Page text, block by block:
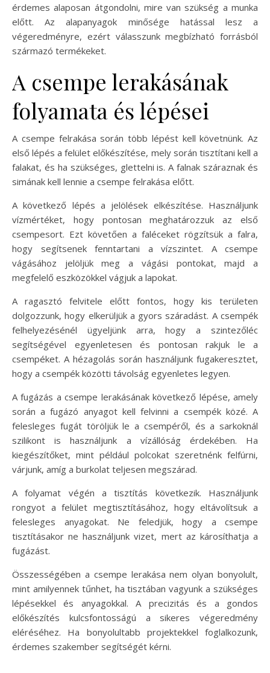
érdemes alaposan átgondolni, mire van szükség a munka
előtt. Az alapanyagok minősége hatással lesz a
végeredményre, ezért válasszunk megbízható forrásból
származó termékeket.
A csempe lerakásának
folyamata és lépései
A csempe felrakása során több lépést kell követnünk. Az
első lépés a felület előkészítése, mely során tisztítani kell a
falakat, és ha szükséges, glettelni is. A falnak száraznak és
simának kell lennie a csempe felrakása előtt.
A következő lépés a jelölések elkészítése. Használjunk
vízmértéket, hogy pontosan meghatározzuk az első
csempesort. Ezt követően a faléceket rögzítsük a falra,
hogy segítsenek fenntartani a vízszintet. A csempe
vágásához jelöljük meg a vágási pontokat, majd a
megfelelő eszközökkel vágjuk a lapokat.
A ragasztó felvitele előtt fontos, hogy kis területen
dolgozzunk, hogy elkerüljük a gyors száradást. A csempék
felhelyezésénél ügyeljünk arra, hogy a szintezőléc
segítségével egyenletesen és pontosan rakjuk le a
csempéket. A hézagolás során használjunk fugakeresztet,
hogy a csempék közötti távolság egyenletes legyen.
A fugázás a csempe lerakásának következő lépése, amely
során a fugázó anyagot kell felvinni a csempék közé. A
felesleges fugát töröljük le a csempéről, és a sarkoknál
szilikont is használjunk a vízállóság érdekében. Ha
kiegészítőket, mint például polcokat szeretnénk felfúrni,
várjunk, amíg a burkolat teljesen megszárad.
A folyamat végén a tisztítás következik. Használjunk
rongyot a felület megtisztításához, hogy eltávolítsuk a
felesleges anyagokat. Ne feledjük, hogy a csempe
tisztításakor ne használjunk vizet, mert az károsíthatja a
fugázást.
Összességében a csempe lerakása nem olyan bonyolult,
mint amilyennek tűnhet, ha tisztában vagyunk a szükséges
lépésekkel és anyagokkal. A precizitás és a gondos
előkészítés kulcsfontosságú a sikeres végeredmény
eléréséhez. Ha bonyolultabb projektekkel foglalkozunk,
érdemes szakember segítségét kérni.